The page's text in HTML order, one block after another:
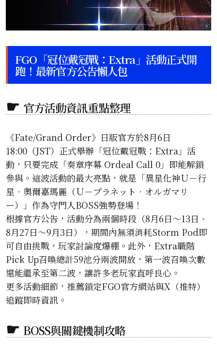
FGO「冠位戴冠戰：Extra」活動正式開
跑！最新官方公告懶人包
官方活動資訊重點整理
《Fate/Grand Order》日版官方於8月6日
18:00（JST）正式舉辦「冠位戴冠戰：Extra」活
動，只要完成「奏章序幕 Ordeal Call 0」即能解鎖
參與。這波活動的最大亮點，就是「異星化神Ｕ－行
星‧奧爾嘉瑪麗（Ｕ－プラネット‧オルガマリ
ー）」作為守門人BOSS強勢登場！
根據官方公告，活動分為兩個時段（8月6日～13日、
8月27日～9月3日），期間內無須消耗Storm Pod即
可自由挑戰，玩家討論度爆棚。此外，Extra職階
Pick Up召喚總計59池分兩波開放，第一波召喚次數
還能繼承至第二波，讓許多老玩家直呼良心。
更多活動細節，推薦鎖定FGO官方網站與X（推特）
追蹤即時資訊。
BOSS與關鍵機制攻略